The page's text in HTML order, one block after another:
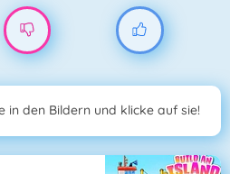
in den Bildern und klicke auf sie!